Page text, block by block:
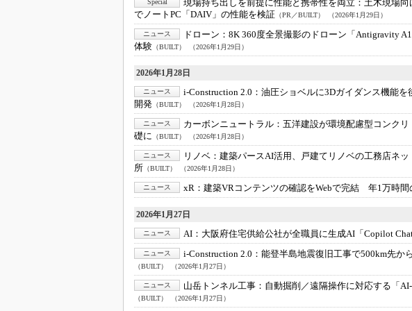
Special 現場持ち出しを前提に性能と携帯性を両立： 土木現場向
でノートPC「DAIV」の性能を検証 （PR／BUILT） （2026年1月29日）
ニュース ドローン： 8K 360度全景撮影のドローン「Antigravity
体験 （BUILT） （2026年1月29日）
2026年1月28日
ニュース i-Construction 2.0： 油圧ショベルに3Dガイダンス機能
開発 （BUILT） （2026年1月28日）
ニュース カーボンニュートラル： 五洋建設が環境配慮型コンク
礎に （BUILT） （2026年1月28日）
ニュース リノベ： 建築パースAI活用、戸建てリノベの工務店ネ
所 （BUILT） （2026年1月28日）
ニュース xR： 建築VRコンテンツの確認をWebで完結 年1万時間
2026年1月27日
ニュース AI： 大阪府住宅供給公社が全職員に生成AI「Copilot
ニュース i-Construction 2.0： 能登半島地震復旧工事で500km先か
（BUILT） （2026年1月27日）
ニュース 山岳トンネル工事： 自動掘削／遠隔操作に対応する「
（BUILT） （2026年1月27日）